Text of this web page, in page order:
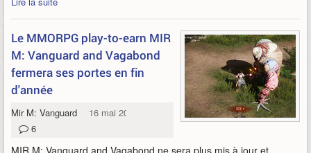
Le MMORPG play-to-earn MIR
M: Vanguard and Vagabond
fermera ses portes en fin
d'année
Mir M: Vanguard and Vagabond
16 mai 2024
6
MIR M: Vanguard and Vagabond ne sera plus mis à jour et